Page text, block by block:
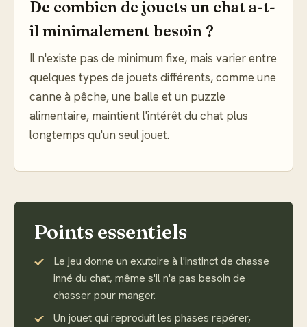
De combien de jouets un chat a-t-
il minimalement besoin ?
Il n'existe pas de minimum fixe, mais varier entre
quelques types de jouets différents, comme une
canne à pêche, une balle et un puzzle
alimentaire, maintient l'intérêt du chat plus
longtemps qu'un seul jouet.
Points essentiels
Le jeu donne un exutoire à l'instinct de chasse
inné du chat, même s'il n'a pas besoin de
chasser pour manger.
Un jouet qui reproduit les phases repérer,